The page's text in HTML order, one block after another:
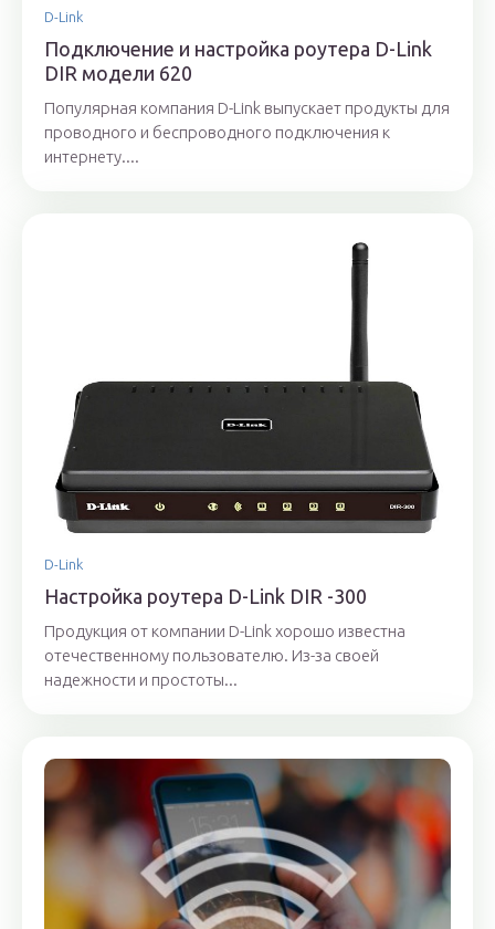
D-Link
Подключение и настройка роутера D-Link
DIR модели 620
Популярная компания D-Link выпускает продукты для
проводного и беспроводного подключения к
интернету....
D-Link
Настройка роутера D-Link DIR -300
Продукция от компании D-Link хорошо известна
отечественному пользователю. Из-за своей
надежности и простоты...